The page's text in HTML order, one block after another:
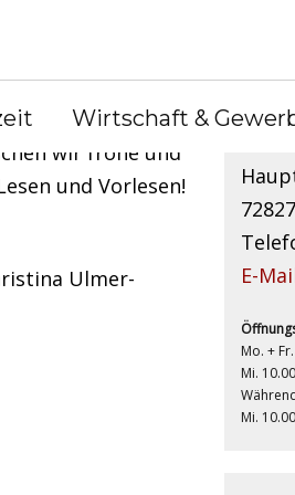
Wirtschaft &
wir frohe und
und Vorlesen!
Ulmer-
E-
Mo. +
Mi.
Mi.